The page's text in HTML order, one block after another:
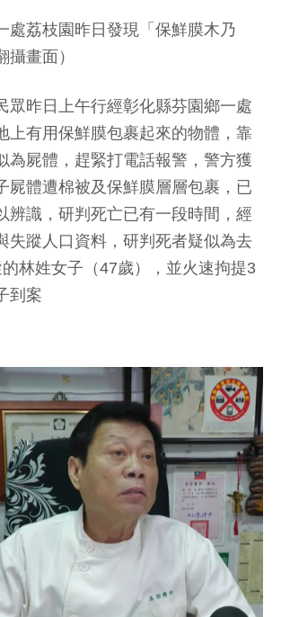
處荔枝園昨日發現「保鮮膜木乃
畫面）
眾昨日上午行經彰化縣芬園鄉一處
上有用保鮮膜包裹起來的物體，靠
為屍體，趕緊打電話報警，警方獲
屍體遭棉被及保鮮膜層層包裹，已
辨識，研判死亡已有一段時間，經
失蹤人口資料，研判死者疑似為去
林姓女子（47歲），並火速拘提3
到案